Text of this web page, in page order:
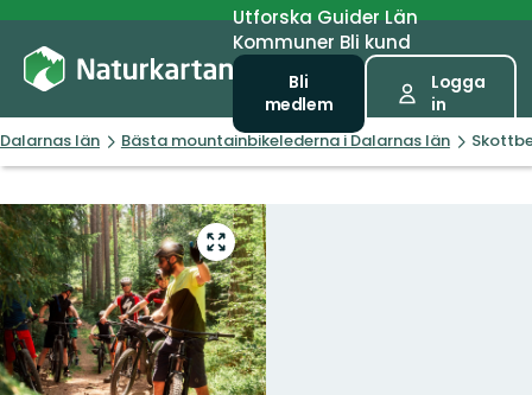
UtforskaGuiderLän
Kommuner Bli kund
Bli
medlem
Logga
in
Dalarnas län Bästa mountainbikelederna i Dalarnas län
Gå
till
helskärmsläge